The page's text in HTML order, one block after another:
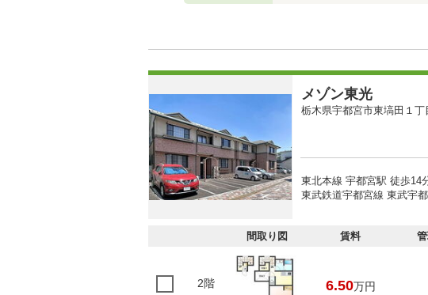
メゾン東光
栃木県宇都宮市東塙田１丁
東北本線 宇都宮駅 徒歩14
東武鉄道宇都宮線 東武宇
間取り図 賃料
2階 6.50万円